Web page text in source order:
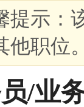
提示：
他职位
/业